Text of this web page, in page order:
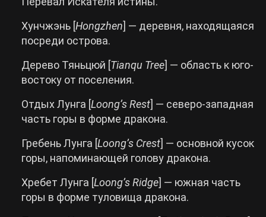
Хунчжэнь [Hongzhen] — деревня, находящаяся
посреди острова.
Дерево Тяньцюй [Tianqu Tree] — область к юго-
востоку от поселения.
Отдых Лунга [Loong’sRest] — северо-западная
часть горы в форме дракона.
Гребень Лунга [Loong’s Crest] — основной кусок
горы, напоминающей голову дракона.
Хребет Лунга [Loong’sRidge] — южная часть
горы в форме туловища дракона.